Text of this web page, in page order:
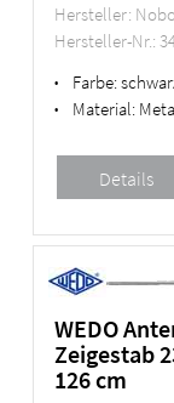
Hersteller: Nobo
Hersteller-Nr.:
• Farbe:
• Material:
WEDO
Zeigestab
126 cm